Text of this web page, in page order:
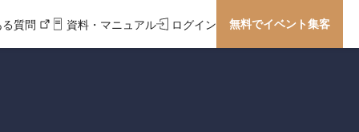
質問 資料・マニュアル ログイン 無料でイベント集客